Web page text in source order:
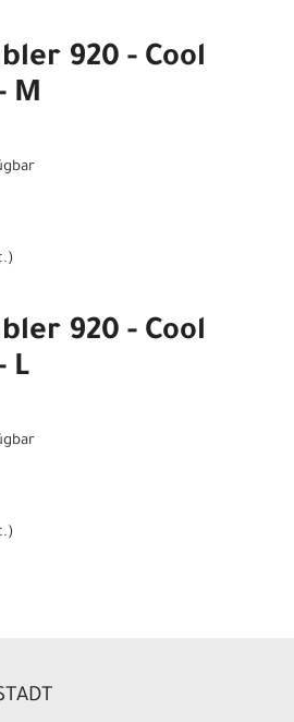
920 - Cool
M
920 - Cool
L